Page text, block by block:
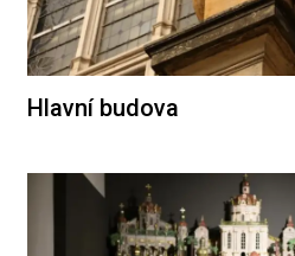
Hlavní budova